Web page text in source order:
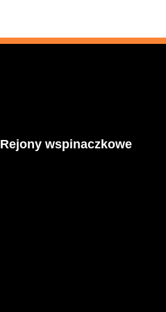
Rejony wspinaczkowe